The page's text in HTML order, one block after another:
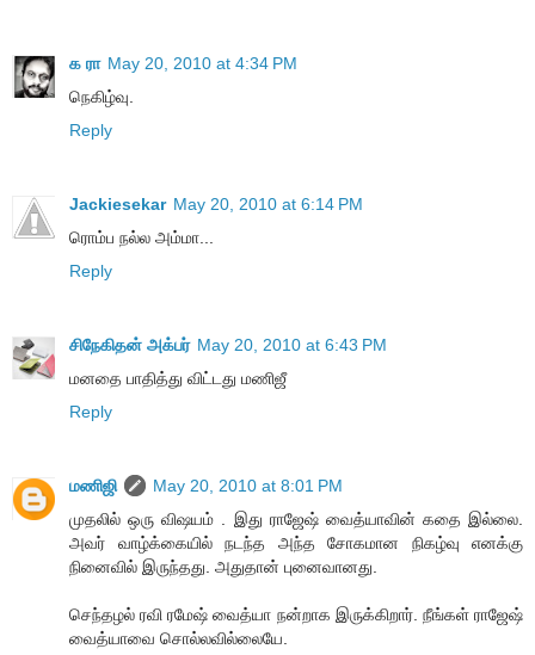
க ரா May 20, 2010 at 4:34 PM
நெகிழ்வு.
Reply
Jackiesekar May 20, 2010 at 6:14 PM
ரொம்ப நல்ல அம்மா...
Reply
சிநேகிதன் அக்பர் May 20, 2010 at 6:43 PM
மனதை பாதித்து விட்டது மணிஜீ
Reply
மணிஜி
May 20, 2010 at 8:01 PM
முதலில் ஒரு விஷயம் . இது ராஜேஷ் வைத்யாவின் கதை இல்லை.
அவர் வாழ்க்கையில் நடந்த அந்த சோகமான நிகழ்வு எனக்கு
நினைவில் இருந்தது. அதுதான் புனைவானது.
செந்தழல் ரவி ரமேஷ் வைத்யா நன்றாக இருக்கிறார். நீங்கள் ராஜேஷ்
வைத்யாவை சொல்லவில்லையே.